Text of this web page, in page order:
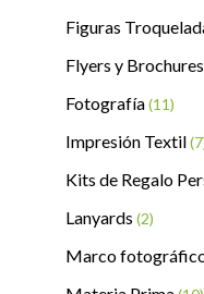
Figuras
Flyers y Brochures
Fotografía(11)
Impresión Textil
Kits de Regalo
Lanyards (2)
Marco